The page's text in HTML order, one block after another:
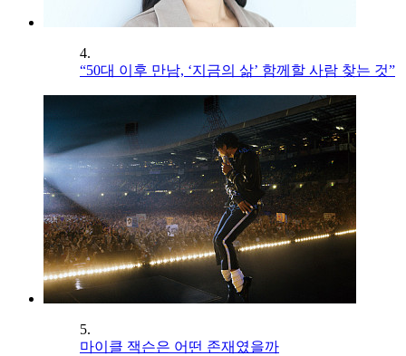
4.
“50대 이후 만남, ‘지금의 삶’ 함께할 사람 찾는 것”
5.
마이클 잭슨은 어떤 존재였을까